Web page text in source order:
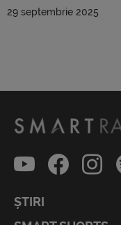
29 septembrie 2025
ȘTIRI